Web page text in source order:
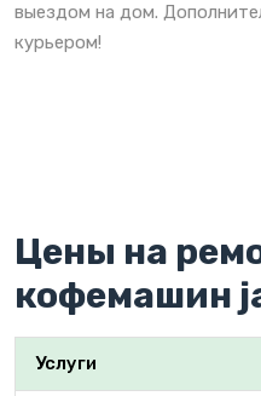
выездом на дом.
курьером!
Цены на
кофемашин
Услуги